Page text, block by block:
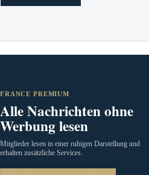
FRANCE PREMIUM
Alle Nachrichten ohne
Werbung lesen
Mitglieder lesen in einer ruhigen Darstellung und
erhalten zusätzliche Services.